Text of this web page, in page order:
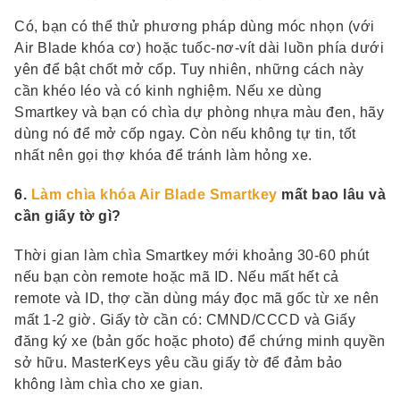
Có, bạn có thể thử phương pháp dùng móc nhọn (với
Air Blade khóa cơ) hoặc tuốc-nơ-vít dài luồn phía dưới
yên để bật chốt mở cốp. Tuy nhiên, những cách này
cần khéo léo và có kinh nghiệm. Nếu xe dùng
Smartkey và bạn có chìa dự phòng nhựa màu đen, hãy
dùng nó để mở cốp ngay. Còn nếu không tự tin, tốt
nhất nên gọi thợ khóa để tránh làm hỏng xe.
6. Làm chìa khóa Air Blade Smartkey mất bao lâu và
cần giấy tờ gì?
Thời gian làm chìa Smartkey mới khoảng 30-60 phút
nếu bạn còn remote hoặc mã ID. Nếu mất hết cả
remote và ID, thợ cần dùng máy đọc mã gốc từ xe nên
mất 1-2 giờ. Giấy tờ cần có: CMND/CCCD và Giấy
đăng ký xe (bản gốc hoặc photo) để chứng minh quyền
sở hữu. MasterKeys yêu cầu giấy tờ để đảm bảo
không làm chìa cho xe gian.